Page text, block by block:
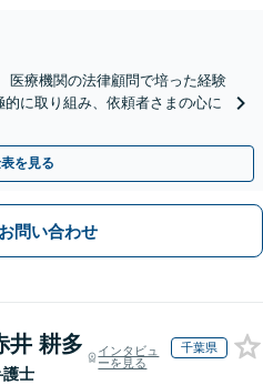
医療機関の法律顧問で培った経験
に取り組み、依頼者さまの心に
を見る
問い合わせ
井 耕多
護士
インタビュ
ーを見る
千葉県